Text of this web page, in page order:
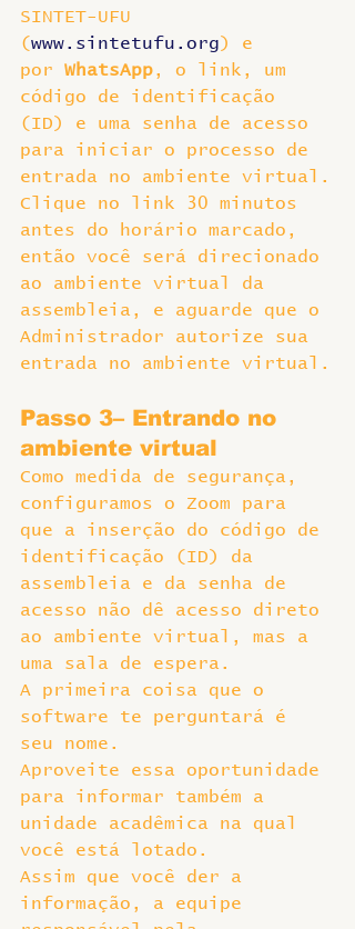
SINTET-UFU
(www.sintetufu.org) e
por WhatsApp, o link, um
código de identificação
(ID) e uma senha de acesso
para iniciar o processo de
entrada no ambiente virtual.
Clique no link 30 minutos
antes do horário marcado,
então você será direcionado
ao ambiente virtual da
assembleia, e aguarde que o
Administrador autorize sua
entrada no ambiente virtual.
Passo 3– Entrando no
ambiente virtual
Como medida de segurança,
configuramos o Zoom para
que a inserção do código de
identificação (ID) da
assembleia e da senha de
acesso não dê acesso direto
ao ambiente virtual, mas a
uma sala de espera.
A primeira coisa que o
software te perguntará é
seu nome.
Aproveite essa oportunidade
para informar também a
unidade acadêmica na qual
você está lotado.
Assim que você der a
informação, a equipe